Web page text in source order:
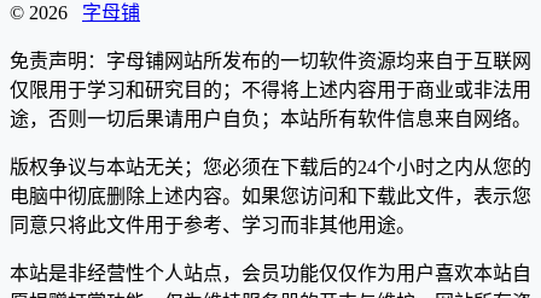
© 2026 字母铺
免责声明：字母铺网站所发布的一切软件资源均来自于互联网
仅限用于学习和研究目的；不得将上述内容用于商业或非法用
途，否则一切后果请用户自负；本站所有软件信息来自网络。
版权争议与本站无关；您必须在下载后的24个小时之内从您的
电脑中彻底删除上述内容。如果您访问和下载此文件，表示您
同意只将此文件用于参考、学习而非其他用途。
本站是非经营性个人站点，会员功能仅仅作为用户喜欢本站自